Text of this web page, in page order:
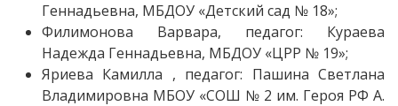
Геннадьевна, МБДОУ «Детский сад № 18»;
Филимонова Варвара, педагог: Кураева
Надежда Геннадьевна, МБДОУ «ЦРР № 19»;
Яриева Камилла , педагог: Пашина Светлана
Владимировна МБОУ «СОШ № 2 им. Героя РФ А.